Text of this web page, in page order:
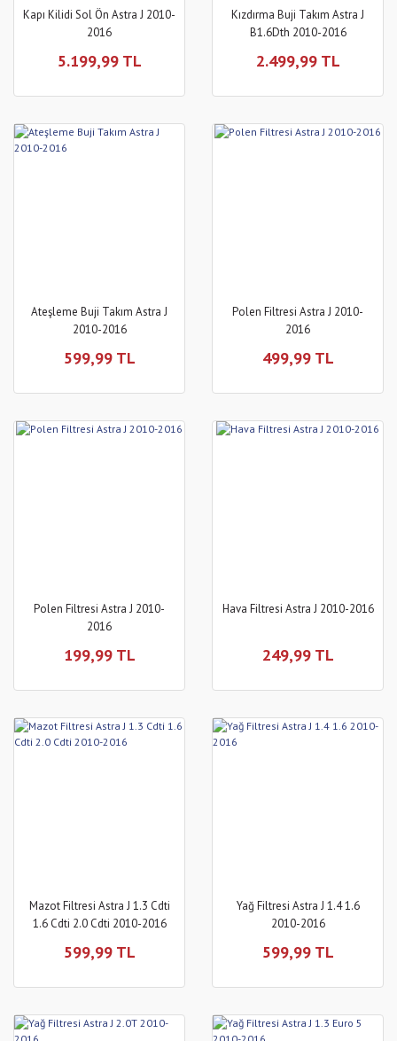
Kapı Kilidi Sol Ön Astra J 2010-
2016
5.199,99 TL
Kızdırma Buji Takım Astra J
B1.6Dth 2010-2016
2.499,99 TL
Ateşleme Buji Takım Astra J
2010-2016
599,99 TL
Polen Filtresi Astra J 2010-
2016
499,99 TL
Polen Filtresi Astra J 2010-
2016
199,99 TL
Hava Filtresi Astra J 2010-2016
249,99 TL
Mazot Filtresi Astra J 1.3 Cdti
1.6 Cdti 2.0 Cdti 2010-2016
599,99 TL
Yağ Filtresi Astra J 1.4 1.6
2010-2016
599,99 TL